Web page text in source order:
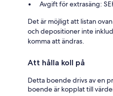
Avgift för extrasäng:
Det är möjligt att listan
och depositioner inte
komma att ändras.
Att hålla koll på
Detta boende drivs av en
boende är kopplat till